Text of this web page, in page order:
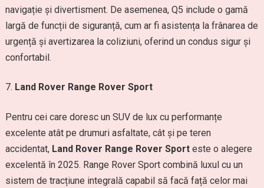
navigație și divertisment. De asemenea, Q5 include o gamă
largă de funcții de siguranță, cum ar fi asistența la frânarea de
urgență și avertizarea la coliziuni, oferind un condus sigur și
confortabil.
Land Rover Range Rover Sport
Pentru cei care doresc un SUV de lux cu performanțe
excelente atât pe drumuri asfaltate, cât și pe teren
accidentat, Land Rover Range Rover Sporteste o alegere
excelentă în 2025. Range Rover Sport combină luxul cu un
sistem de tracțiune integrală capabil să facă față celor mai